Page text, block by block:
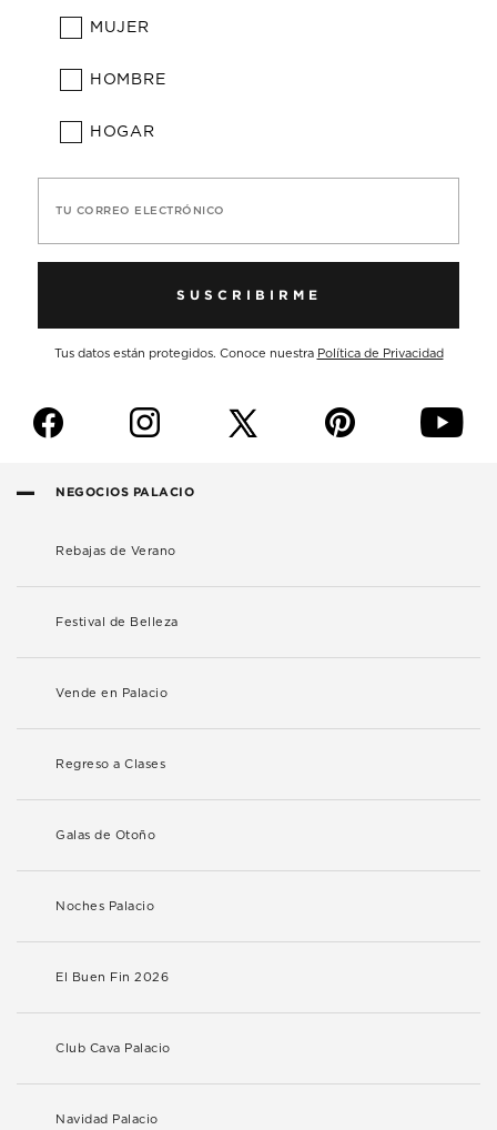
MUJER
HOMBRE
HOGAR
TU CORREO ELECTRÓNICO
SUSCRIBIRME
Tus datos están protegidos. Conoce nuestra Política de Privacidad
f i p y
NEGOCIOS PALACIO
Rebajas de Verano
Festival de Belleza
Vende en Palacio
Regreso a Clases
Galas de Otoño
Noches Palacio
El Buen Fin 2026
Club Cava Palacio
Navidad Palacio